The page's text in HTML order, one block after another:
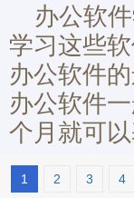
办公软
学习这些
办公软件
办公软件
个月就可以
1 2 3 4